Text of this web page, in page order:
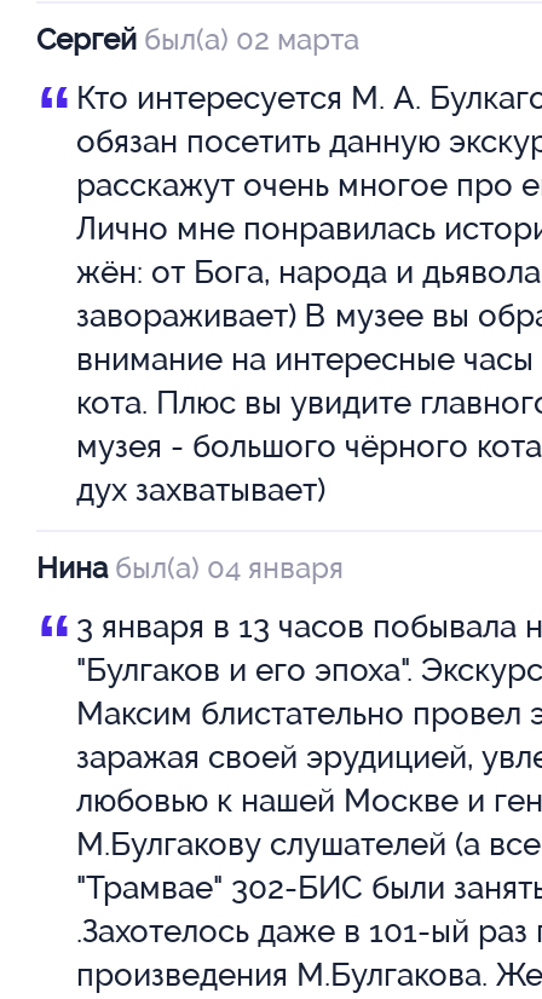
Сергей был(а) 02 марта
“ Кто интересуется М. А.
обязан посетить данную
расскажут очень многое про
Лично мне понравилась
жён: от Бога, народа и
завораживает) В музее вы
внимание на интересные
кота. Плюс вы увидите
музея - большого чёрного
дух захватывает)
Нинабыл(а) 04 января
“ 3 января в 13 часов побывала
"Булгаков и его эпоха".
Максим блистательно провел
заражая своей эрудицией,
любовью к нашей Москве и
М.Булгакову слушателей (а
"Трамвае" 302-БИС были
.Захотелось даже в 101-ый раз
произведения М.Булгакова.